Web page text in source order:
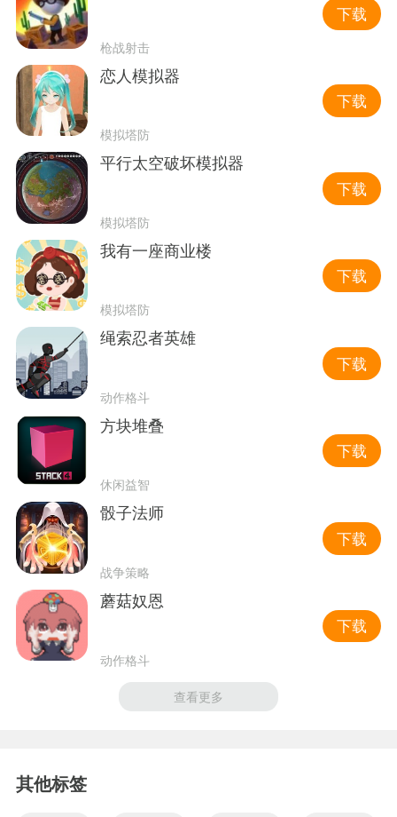
枪战射击
下载
恋人模拟器
模拟塔防
下载
平行太空破坏模拟器
模拟塔防
下载
我有一座商业楼
模拟塔防
下载
绳索忍者英雄
动作格斗
下载
方块堆叠
休闲益智
下载
骰子法师
战争策略
下载
蘑菇奴恩
动作格斗
下载
查看更多
其他标签